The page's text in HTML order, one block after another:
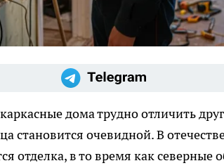
дома трудно отличить
становится очевидной. В
отделка, в то время как северные